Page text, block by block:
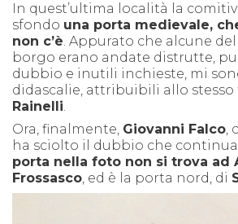
In quest’ultima località la
sfondo una porta medievale,
non c’è. Appurato che alcune
borgo erano andate distrutte,
dubbio e inutili inchieste, mi
didascalie, attribuibili allo
Rainelli.
Ora, finalmente, Giovanni Falco,
ha sciolto il dubbio che
porta nella foto non si trova ad
Frossasco, ed è la porta nord, di